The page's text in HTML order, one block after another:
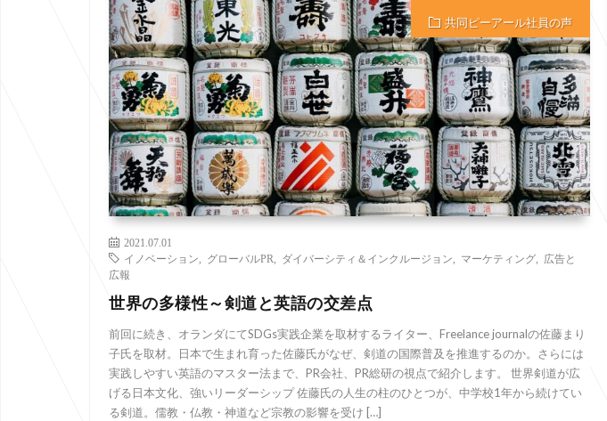
共同ピーアール社員の声
2021.07.01
イノベーション
グローバルPR ダイバーシティ＆インクルージョン マーケティング
広告と
広報
世界の多様性～剣道と英語の交差点
前回に続き、オランダにてSDGs実践企業を取材するライター、Freelance journalの佐藤まり
子氏を取材。日本で生まれ育った佐藤氏がなぜ、剣道の国際普及を推進するのか。さらには
実践しやすい英語のマスター法まで、PR会社、PR総研の視点で紹介します。 世界剣道が広
げる日本文化、強いリーダーシップ 佐藤氏の人生の柱のひとつが、中学校1年から続けてい
る剣道。儒教・仏教・神道など宗教の影響を受け […]